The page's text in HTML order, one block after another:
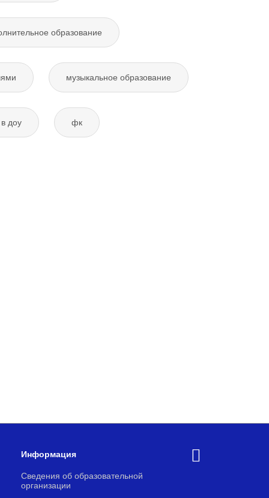
образование
музыкальное образование
доу фк
Информация
Сведения об образовательной
организации